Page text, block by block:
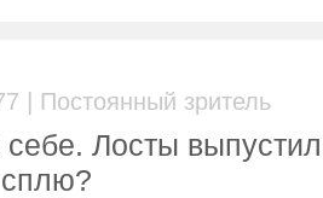
| Постоянный зритель
себе. Лосты